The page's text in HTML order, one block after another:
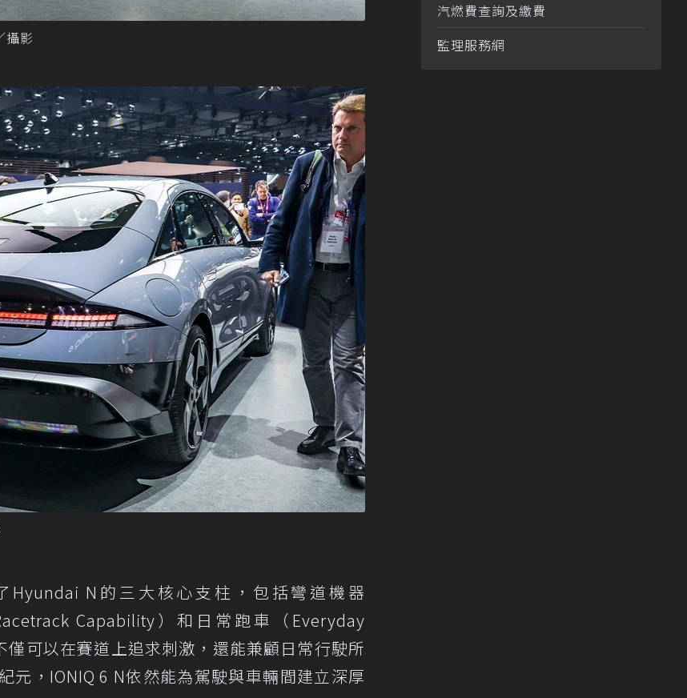
攝影
Hyundai N的三大核心支柱，包括彎道機器
Capability）和日常跑車（Everyday
可以在賽道上追求刺激，還能兼顧日常行駛所
元，IONIQ 6 N依然能為駕駛與車輛間建立深厚
汽燃費查詢及繳費
監理服務網